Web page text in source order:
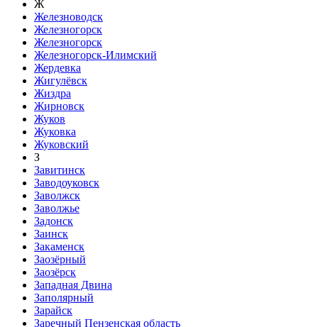
Ж
Железноводск
Железногорск
Железногорск
Железногорск-Илимский
Жердевка
Жигулёвск
Жиздра
Жирновск
Жуков
Жуковка
Жуковский
З
Завитинск
Заводоуковск
Заволжск
Заволжье
Задонск
Заинск
Закаменск
Заозёрный
Заозёрск
Западная Двина
Заполярный
Зарайск
Заречный Пензенская область